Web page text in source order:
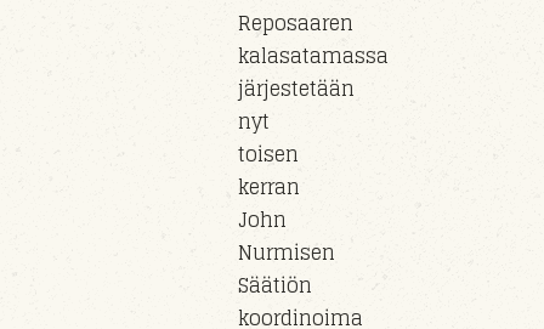
Reposaaren
kalasatamassa
järjestetään
nyt
toisen
kerran
John
Nurmisen
Säätiön
koordinoima